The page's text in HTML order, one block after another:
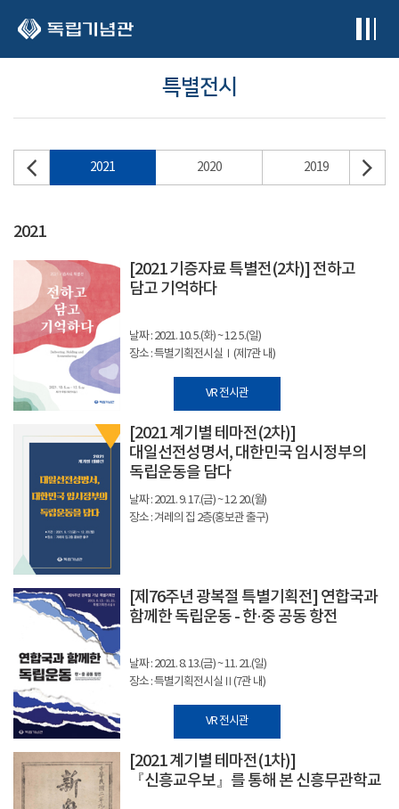
특별전시
2021 2020 2019
2021
[2021 기증자료 특별전(2차)] 전하고
담고 기억하다
날짜 : 2021. 10. 5.(화) ~ 12. 5.(일)
장소 : 특별기획전시실Ⅰ(제7관 내)
VR 전시관
[2021 계기별 테마전(2차)]
대일선전성명서, 대한민국 임시정부의
독립운동을 담다
날짜 : 2021. 9. 17.(금) ~ 12. 20.(월)
장소 : 겨레의 집 2층(홍보관 출구)
[제76주년 광복절 특별기획전] 연합국과
함께한 독립운동 - 한·중 공동 항전
날짜 : 2021. 8. 13.(금) ~ 11. 21.(일)
장소 : 특별기획전시실Ⅱ(7관 내)
VR 전시관
[2021 계기별 테마전(1차)]
『신흥교우보』를 통해 본 신흥무관학교